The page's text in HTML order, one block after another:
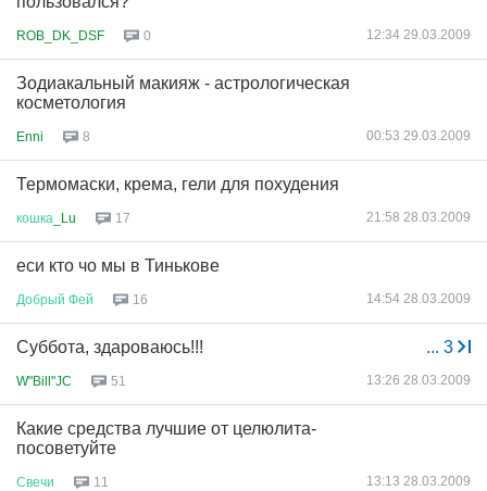
ROB_DK_DSF 0 12:34 29.03.2009
Зодиакальный макияж - астрологическая
косметология
Enni 8 00:53 29.03.2009
Термомаски, крема, гели для похудения
кошка _Lu 17 21:58 28.03.2009
еси кто чо мы в Тинькове
Добрый Фей 16 14:54 28.03.2009
... 3
Cуббота, здароваюсь!!!
W"Bill"JC 51 13:26 28.03.2009
Какие средства лучшие от целюлита-
посоветуйте
Свечи 11 13:13 28.03.2009